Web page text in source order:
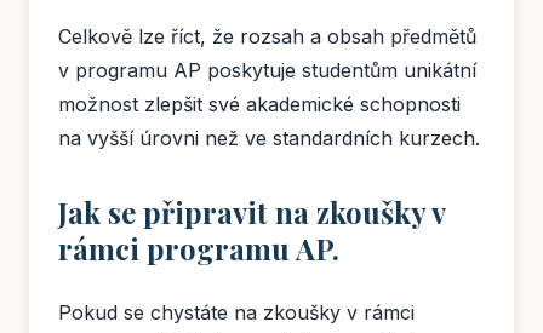
Celkově lze říct, že rozsah a obsah předmětů
v programu AP poskytuje studentům unikátní
možnost zlepšit své akademické schopnosti
na vyšší úrovni než ve standardních kurzech.
Jak se připravit na zkoušky v
rámci programu AP.
Pokud se chystáte na zkoušky v rámci